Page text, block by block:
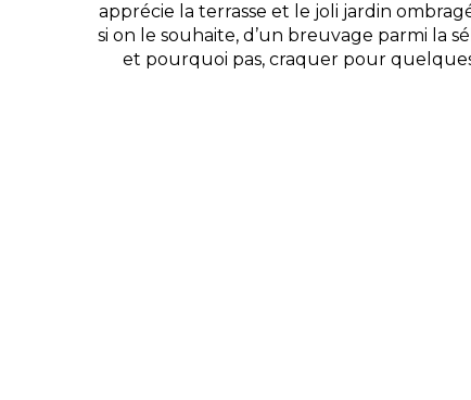
apprécie la terrasse et le joli jardin
si on le souhaite, d’un breuvage parmi la
et pourquoi pas, craquer pour